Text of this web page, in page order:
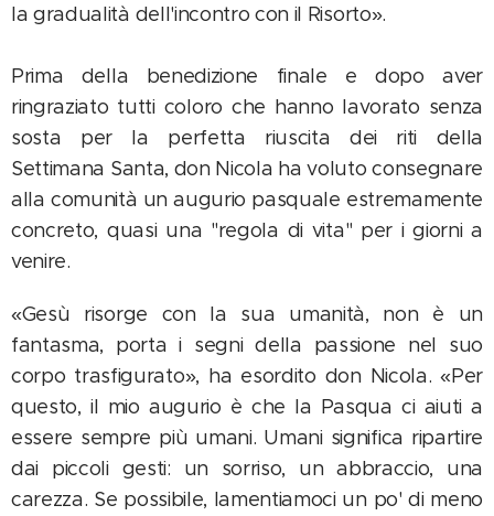
la gradualità dell'incontro con il Risorto».
Prima della benedizione finale e dopo aver
ringraziato tutti coloro che hanno lavorato senza
sosta per la perfetta riuscita dei riti della
Settimana Santa, don Nicola ha voluto consegnare
alla comunità un augurio pasquale estremamente
concreto, quasi una "regola di vita" per i giorni a
venire.
«Gesù risorge con la sua umanità, non è un
fantasma, porta i segni della passione nel suo
corpo trasfigurato», ha esordito don Nicola. «Per
questo, il mio augurio è che la Pasqua ci aiuti a
essere sempre più umani. Umani significa ripartire
dai piccoli gesti: un sorriso, un abbraccio, una
carezza. Se possibile, lamentiamoci un po' di meno